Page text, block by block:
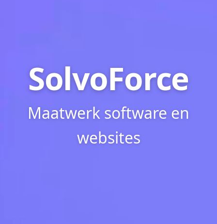
SolvoForce
Maatwerk software en
websites